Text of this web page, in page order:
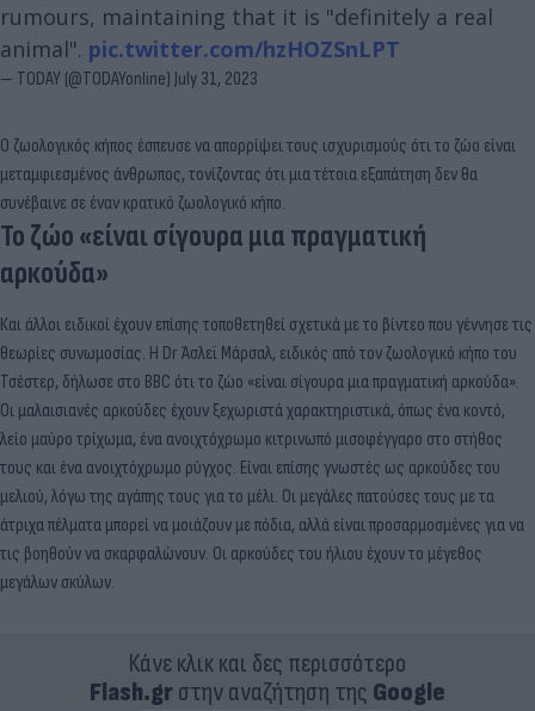
rumours, maintaining that it is "definitely a real
animal". pic.twitter.com/hzHOZSnLPT
— TODAY (@TODAYonline) July 31, 2023
Ο ζωολογικός κήπος έσπευσε να απορρίψει τους ισχυρισμούς ότι το ζώο είναι
μεταμφιεσμένος άνθρωπος, τονίζοντας ότι μια τέτοια εξαπάτηση δεν θα
συνέβαινε σε έναν κρατικό ζωολογικό κήπο.
Το ζώο «είναι σίγουρα μια πραγματική
αρκούδα»
Και άλλοι ειδικοί έχουν επίσης τοποθετηθεί σχετικά με το βίντεο που γέννησε τις
θεωρίες συνωμοσίας. Η Dr Άσλεϊ Μάρσαλ, ειδικός από τον ζωολογικό κήπο του
Τσέστερ, δήλωσε στο BBC ότι το ζώο «είναι σίγουρα μια πραγματική αρκούδα».
Οι μαλαισιανές αρκούδες έχουν ξεχωριστά χαρακτηριστικά, όπως ένα κοντό,
λείο μαύρο τρίχωμα, ένα ανοιχτόχρωμο κιτρινωπό μισοφέγγαρο στο στήθος
τους και ένα ανοιχτόχρωμο ρύγχος. Είναι επίσης γνωστές ως αρκούδες του
μελιού, λόγω της αγάπης τους για το μέλι. Οι μεγάλες πατούσες τους με τα
άτριχα πέλματα μπορεί να μοιάζουν με πόδια, αλλά είναι προσαρμοσμένες για να
τις βοηθούν να σκαρφαλώνουν. Οι αρκούδες του ήλιου έχουν το μέγεθος
μεγάλων σκύλων.
Κάνε κλικ και δες περισσότερο
Flash.grστην αναζήτηση της Google